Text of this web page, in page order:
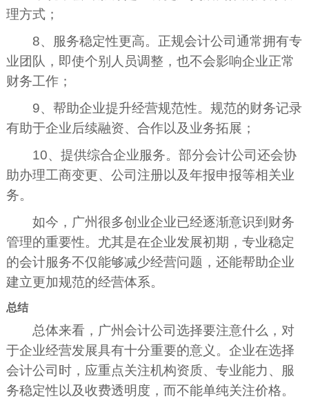
理方式；
8、服务稳定性更高。正规会计公司通常拥有专
业团队，即使个别人员调整，也不会影响企业正常
财务工作；
9、帮助企业提升经营规范性。规范的财务记录
有助于企业后续融资、合作以及业务拓展；
10、提供综合企业服务。部分会计公司还会协
助办理工商变更、公司注册以及年报申报等相关业
务。
如今，广州很多创业企业已经逐渐意识到财务
管理的重要性。尤其是在企业发展初期，专业稳定
的会计服务不仅能够减少经营问题，还能帮助企业
建立更加规范的经营体系。
总结
总体来看，广州会计公司选择要注意什么，对
于企业经营发展具有十分重要的意义。企业在选择
会计公司时，应重点关注机构资质、专业能力、服
务稳定性以及收费透明度，而不能单纯关注价格。